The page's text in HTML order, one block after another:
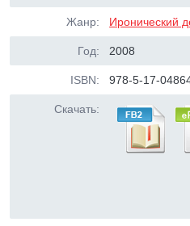
Жанр: Иронический
Год: 2008
ISBN: 978-5-17-
Скачать: